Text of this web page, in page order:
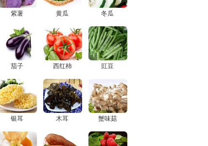
紫薯 黄瓜 冬瓜
茄子 西红柿 豇豆
银耳 木耳 蟹味菇